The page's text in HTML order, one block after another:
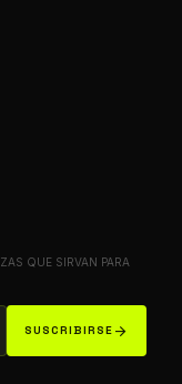
QUE SIRVAN PARA
SUSCRIBIRSE arrow_forward